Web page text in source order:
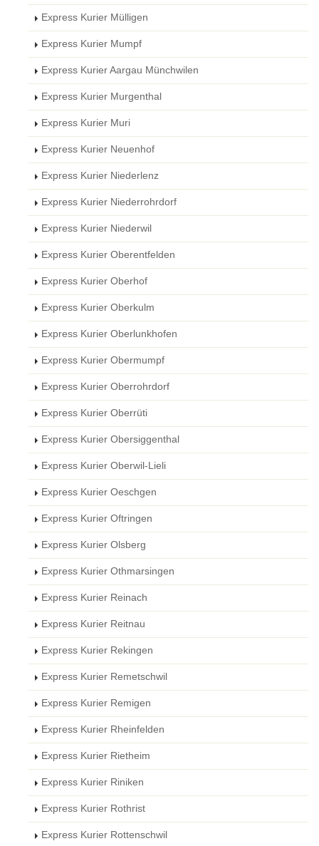
Express Kurier Mülligen
Express Kurier Mumpf
Express Kurier Aargau Münchwilen
Express Kurier Murgenthal
Express Kurier Muri
Express Kurier Neuenhof
Express Kurier Niederlenz
Express Kurier Niederrohrdorf
Express Kurier Niederwil
Express Kurier Oberentfelden
Express Kurier Oberhof
Express Kurier Oberkulm
Express Kurier Oberlunkhofen
Express Kurier Obermumpf
Express Kurier Oberrohrdorf
Express Kurier Oberrüti
Express Kurier Obersiggenthal
Express Kurier Oberwil-Lieli
Express Kurier Oeschgen
Express Kurier Oftringen
Express Kurier Olsberg
Express Kurier Othmarsingen
Express Kurier Reinach
Express Kurier Reitnau
Express Kurier Rekingen
Express Kurier Remetschwil
Express Kurier Remigen
Express Kurier Rheinfelden
Express Kurier Rietheim
Express Kurier Riniken
Express Kurier Rothrist
Express Kurier Rottenschwil